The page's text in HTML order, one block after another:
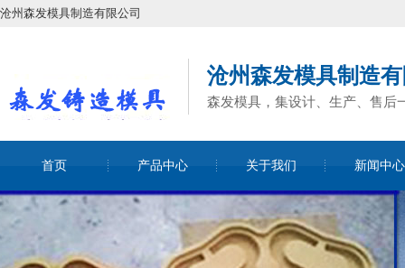
沧州森发模具制造有限公司
沧州森发模具制造
森发模具，集设计、生产、售后
首页 产品中心 关于我们 新闻中心